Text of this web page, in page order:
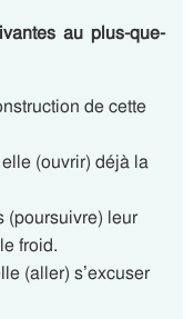
au plus-que-
de cette
(ouvrir) déjà la
(poursuivre) leur
froid.
(aller) s’excuser